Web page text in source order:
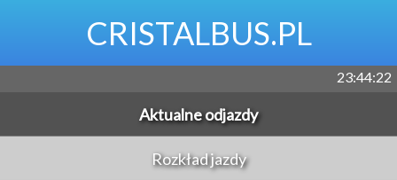
CRISTALBUS.PL
23:44:22
Aktualne odjazdy
Rozkład jazdy